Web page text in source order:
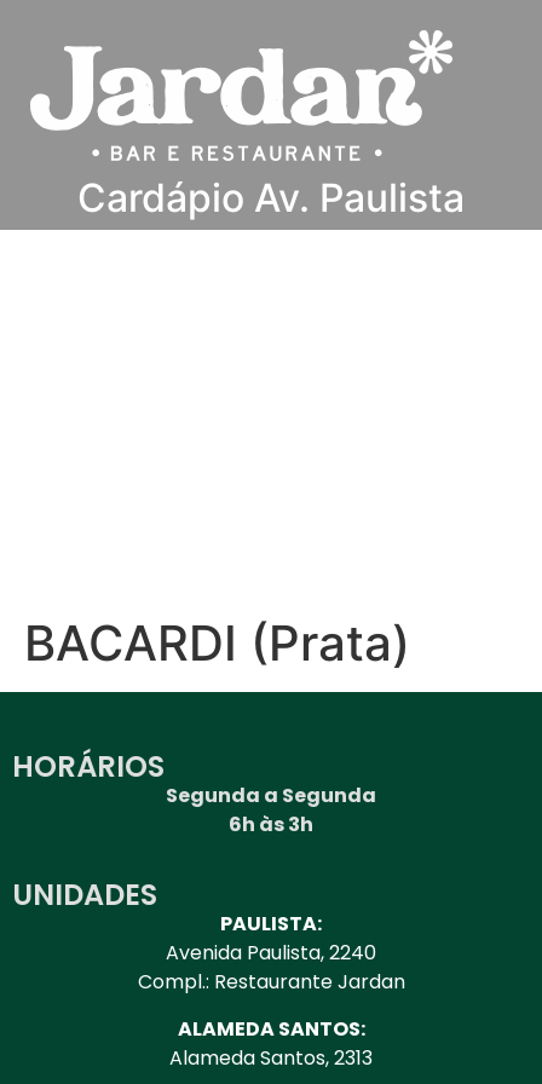
Cardápio Av. Paulista
BACARDI (Prata)
HORÁRIOS
Segunda a Segunda
6h às 3h
UNIDADES
PAULISTA:
Avenida Paulista, 2240
Compl.: Restaurante Jardan
ALAMEDA SANTOS:
Alameda Santos, 2313